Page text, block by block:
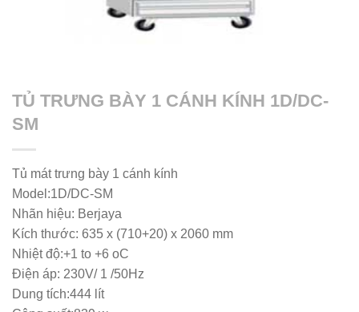
TỦ TRƯNG BÀY 1 CÁNH KÍNH 1D/DC-
SM
Tủ mát trưng bày 1 cánh kính
Model:1D/DC-SM
Nhãn hiệu: Berjaya
Kích thước: 635 x (710+20) x 2060 mm
Nhiệt độ:+1 to +6 oC
Điện áp: 230V/ 1 /50Hz
Dung tích:444 lít